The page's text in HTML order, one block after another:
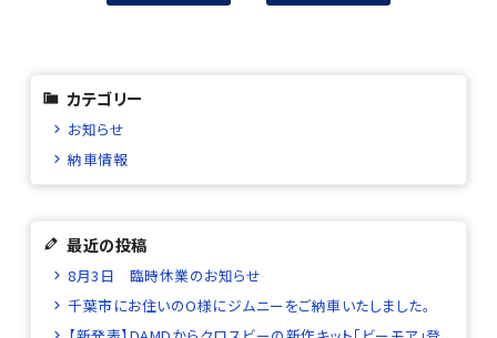
カテゴリー
お知らせ
納車情報
最近の投稿
8月3日 臨時休業のお知らせ
千葉市にお住いのO様にジムニーをご納車いたしました。